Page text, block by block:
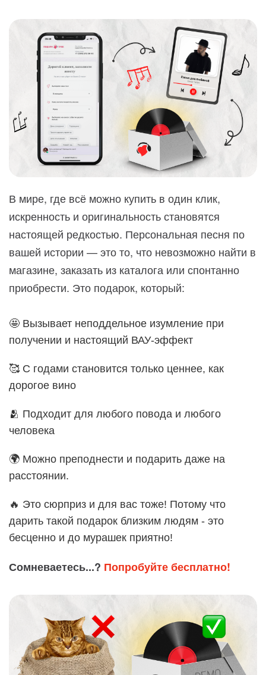
В мире, где всё можно купить в один клик,
искренность и оригинальность становятся
настоящей редкостью. Персональная песня по
вашей истории — это то, что невозможно найти в
магазине, заказать из каталога или спонтанно
приобрести. Это подарок, который:
🤩 Вызывает неподдельное изумление при
получении и настоящий ВАУ-эффект
🥰 С годами становится только ценнее, как
дорогое вино
🫂 Подходит для любого повода и любого
человека
🌍 Можно преподнести и подарить даже на
расстоянии.
🔥 Это сюрприз и для вас тоже! Потому что
дарить такой подарок близким людям - это
бесценно и до мурашек приятно!
Сомневаетесь...? Попробуйте бесплатно!